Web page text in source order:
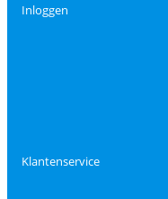
Inloggen
Klantenservice